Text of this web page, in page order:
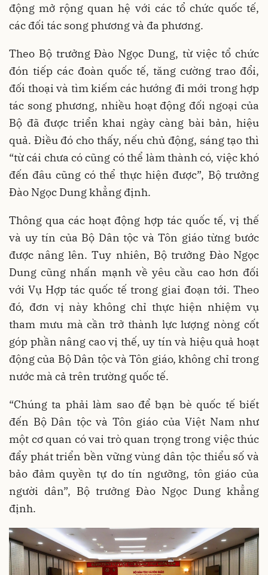
động mở rộng quan hệ với các tổ chức quốc tế,
các đối tác song phương và đa phương.
Theo Bộ trưởng Đào Ngọc Dung, từ việc tổ chức
đón tiếp các đoàn quốc tế, tăng cường trao đổi,
đối thoại và tìm kiếm các hướng đi mới trong hợp
tác song phương, nhiều hoạt động đối ngoại của
Bộ đã được triển khai ngày càng bài bản, hiệu
quả. Điều đó cho thấy, nếu chủ động, sáng tạo thì
“từ cái chưa có cũng có thể làm thành có, việc khó
đến đâu cũng có thể thực hiện được”, Bộ trưởng
Đào Ngọc Dung khẳng định.
Thông qua các hoạt động hợp tác quốc tế, vị thế
và uy tín của Bộ Dân tộc và Tôn giáo từng bước
được nâng lên. Tuy nhiên, Bộ trưởng Đào Ngọc
Dung cũng nhấn mạnh về yêu cầu cao hơn đối
với Vụ Hợp tác quốc tế trong giai đoạn tới. Theo
đó, đơn vị này không chỉ thực hiện nhiệm vụ
tham mưu mà cần trở thành lực lượng nòng cốt
góp phần nâng cao vị thế, uy tín và hiệu quả hoạt
động của Bộ Dân tộc và Tôn giáo, không chỉ trong
nước mà cả trên trường quốc tế.
“Chúng ta phải làm sao để bạn bè quốc tế biết
đến Bộ Dân tộc và Tôn giáo của Việt Nam như
một cơ quan có vai trò quan trọng trong việc thúc
đẩy phát triển bền vững vùng dân tộc thiểu số và
bảo đảm quyền tự do tín ngưỡng, tôn giáo của
người dân”, Bộ trưởng Đào Ngọc Dung khẳng
định.